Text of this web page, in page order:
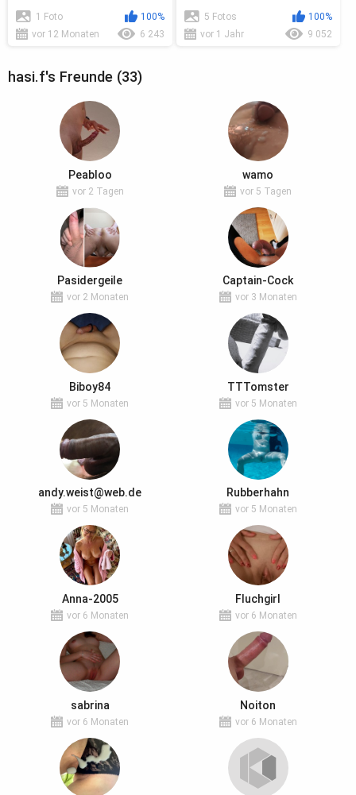
1 Foto
100%
vor 12 Monaten
6 243
5 Fotos
100%
vor 1 Jahr
9 052
hasi.f's Freunde (33)
Peabloo
vor 2 Tagen
wamo
vor 5 Tagen
Pasidergeile
vor 2 Monaten
Captain-Cock
vor 3 Monaten
Biboy84
vor 5 Monaten
TTTomster
vor 5 Monaten
andy.weist@web.de
vor 5 Monaten
Rubberhahn
vor 5 Monaten
Anna-2005
vor 6 Monaten
Fluchgirl
vor 6 Monaten
sabrina
vor 6 Monaten
Noiton
vor 6 Monaten